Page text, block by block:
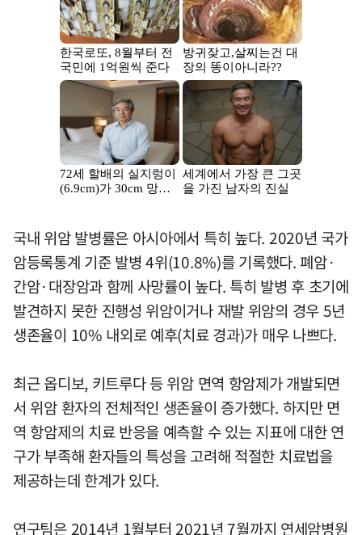
국내 위암 발병률은 아시아에서 특히 높다. 2020년 국가
암등록통계 기준 발병 4위(10.8%)를 기록했다. 폐암·
간암·대장암과 함께 사망률이 높다. 특히 발병 후 초기에
발견하지 못한 진행성 위암이거나 재발 위암의 경우 5년
생존율이 10% 내외로 예후(치료 경과)가 매우 나쁘다.
최근 옵디보, 키트루다 등 위암 면역 항암제가 개발되면
서 위암 환자의 전체적인 생존율이 증가했다. 하지만 면
역 항암제의 치료 반응을 예측할 수 있는 지표에 대한 연
구가 부족해 환자들의 특성을 고려해 적절한 치료법을
제공하는데 한계가 있다.
연구팀은 2014년 1월부터 2021년 7월까지 연세암병원